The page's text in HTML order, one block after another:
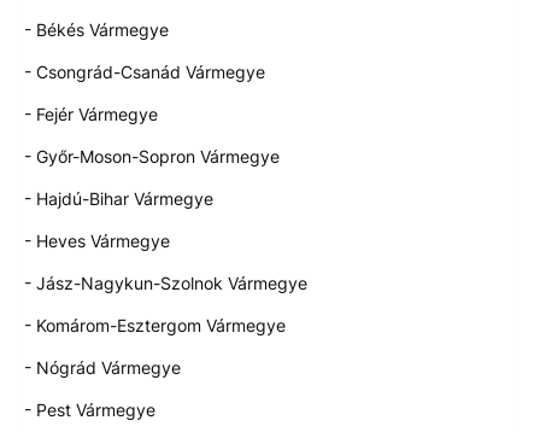
- Békés Vármegye
- Csongrád-Csanád Vármegye
- Fejér Vármegye
- Győr-Moson-Sopron Vármegye
- Hajdú-Bihar Vármegye
- Heves Vármegye
- Jász-Nagykun-Szolnok Vármegye
- Komárom-Esztergom Vármegye
- Nógrád Vármegye
- Pest Vármegye